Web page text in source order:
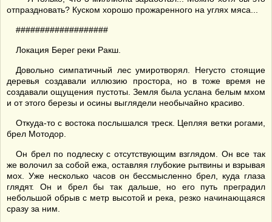
отпраздновать? Куском хорошо прожаренного на углях мяса...
###################
Локация Берег реки Ракш.
Довольно симпатичный лес умиротворял. Негусто стоящие
деревья создавали иллюзию простора, но в тоже время не
создавали ощущения пустоты. Земля была услана белым мхом
и от этого березы и осины выглядели необычайно красиво.
Откуда-то с востока послышался треск. Цепляя ветки рогами,
брел Мотодор.
Он брел по подлеску с отсутствующим взглядом. Он все так
же волочил за собой ежа, оставляя глубокие рытвины и взрывая
мох. Уже несколько часов он бессмысленно брел, куда глаза
глядят. Он и брел бы так дальше, но его путь преградил
небольшой обрыв с метр высотой и река, резко начинающаяся
сразу за ним.